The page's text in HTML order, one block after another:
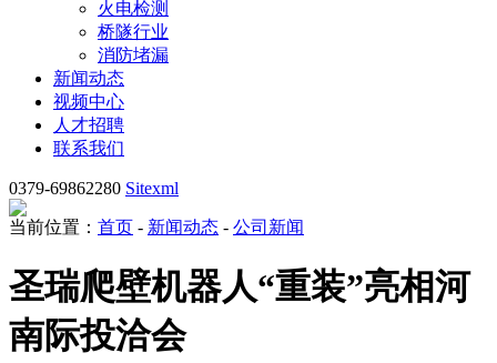
火电检测
桥隧行业
消防堵漏
新闻动态
视频中心
人才招聘
联系我们
0379-69862280 Sitexml
当前位置： 首页 - 新闻动态 - 公司新闻
圣瑞爬壁机器人“重装”亮相河
南际投洽会